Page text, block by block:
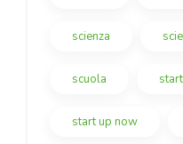
scienza
scuola
start up now